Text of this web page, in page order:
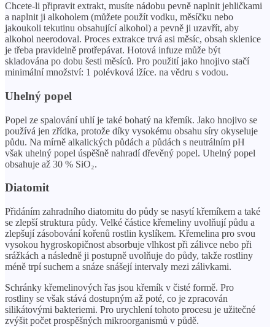
Chcete-li připravit extrakt, musíte nádobu pevně naplnit jehličkami
a naplnit ji alkoholem (můžete použít vodku, měsíčku nebo
jakoukoli tekutinu obsahující alkohol) a pevně ji uzavřít, aby
alkohol neerodoval. Proces extrakce trvá asi měsíc, obsah sklenice
je třeba pravidelně protřepávat. Hotová infuze může být
skladována po dobu šesti měsíců. Pro použití jako hnojivo stačí
minimální množství: 1 polévková lžíce. na vědru s vodou.
Uhelný popel
Popel ze spalování uhlí je také bohatý na křemík. Jako hnojivo se
používá jen zřídka, protože díky vysokému obsahu síry okyseluje
půdu. Na mírně alkalických půdách a půdách s neutrálním pH
však uhelný popel úspěšně nahradí dřevěný popel. Uhelný popel
obsahuje až 30 % SiO₂.
Diatomit
Přidáním zahradního diatomitu do půdy se nasytí křemíkem a také
se zlepší struktura půdy. Velké částice křemeliny uvolňují půdu a
zlepšují zásobování kořenů rostlin kyslíkem. Křemelina pro svou
vysokou hygroskopičnost absorbuje vlhkost při zálivce nebo při
srážkách a následně ji postupně uvolňuje do půdy, takže rostliny
méně trpí suchem a snáze snášejí intervaly mezi zálivkami.
Schránky křemelinových řas jsou křemík v čisté formě. Pro
rostliny se však stává dostupným až poté, co je zpracován
silikátovými bakteriemi. Pro urychlení tohoto procesu je užitečné
zvýšit počet prospěšných mikroorganismů v půdě.